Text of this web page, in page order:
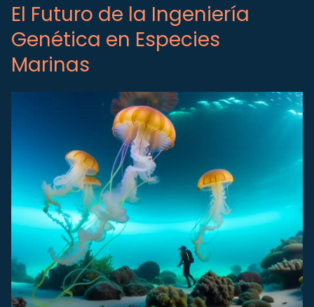
El Futuro de la Ingeniería
Genética en Especies
Marinas